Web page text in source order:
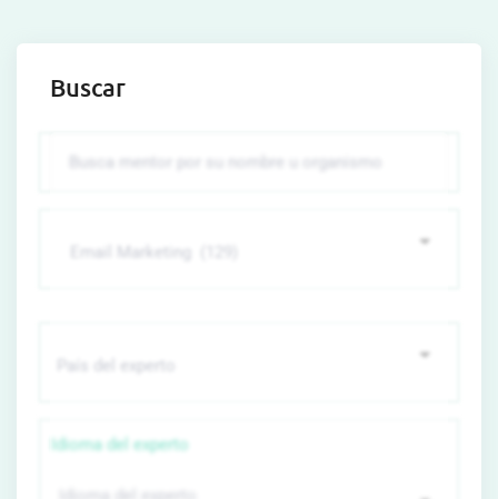
Buscar
Idioma del experto